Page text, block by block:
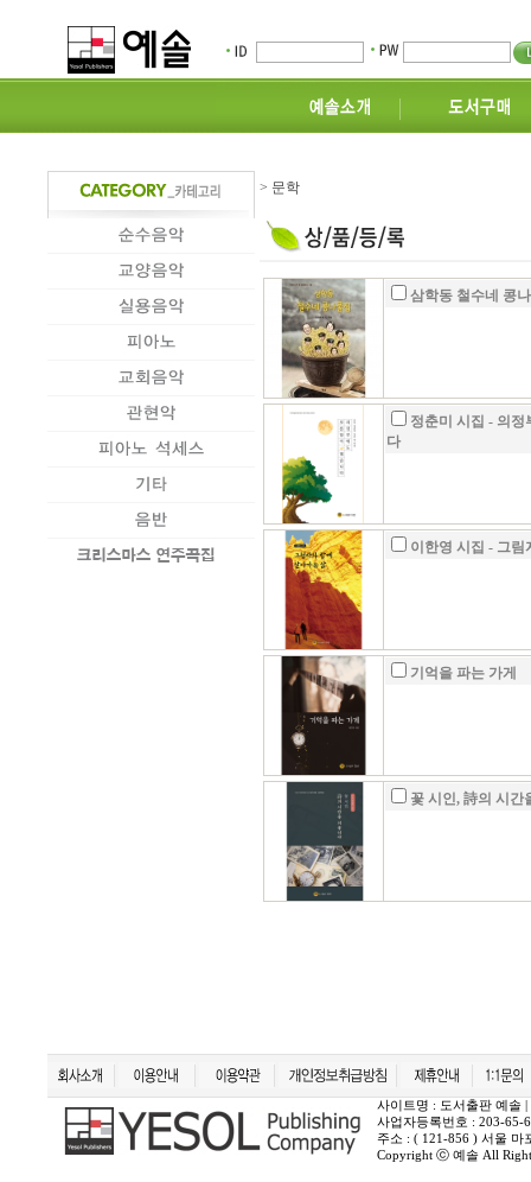
> 문학
삼학동 철수네 콩
정춘미 시집 - 의
다
이한영 시집 - 그림
기억을 파는 가게
꽃 시인, 詩의 시간
사이트명 : 도서출판 예솔
사업자등록번호 : 203-65-
주소 : ( 121-856 ) 서울 마
Copyright ⓒ 예솔 All